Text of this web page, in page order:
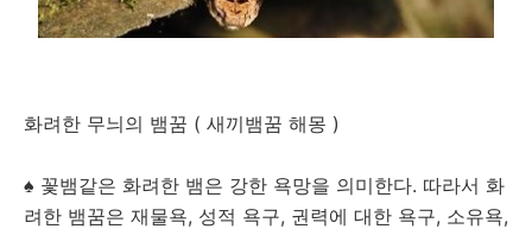
화려한 무늬의 뱀꿈 ( 새끼뱀꿈 해몽 )
♠ 꽃뱀같은 화려한 뱀은 강한 욕망을 의미한다. 따라서 화
려한 뱀꿈은 재물욕, 성적 욕구, 권력에 대한 욕구, 소유욕,